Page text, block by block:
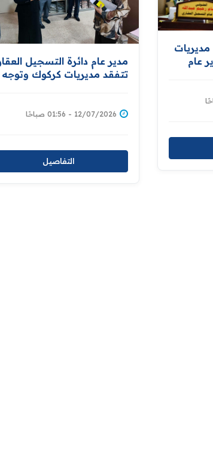
مدير عام دائرة التسجيل
تتفقد مديريات كركوك وتوجه
للاراضي ومالكيها دعما لمبادرة
12/07/2026 - 01:56 صباحًا
التفاصيل
مديريات
عام